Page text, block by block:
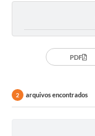
PDF
2 arquivos encontrados